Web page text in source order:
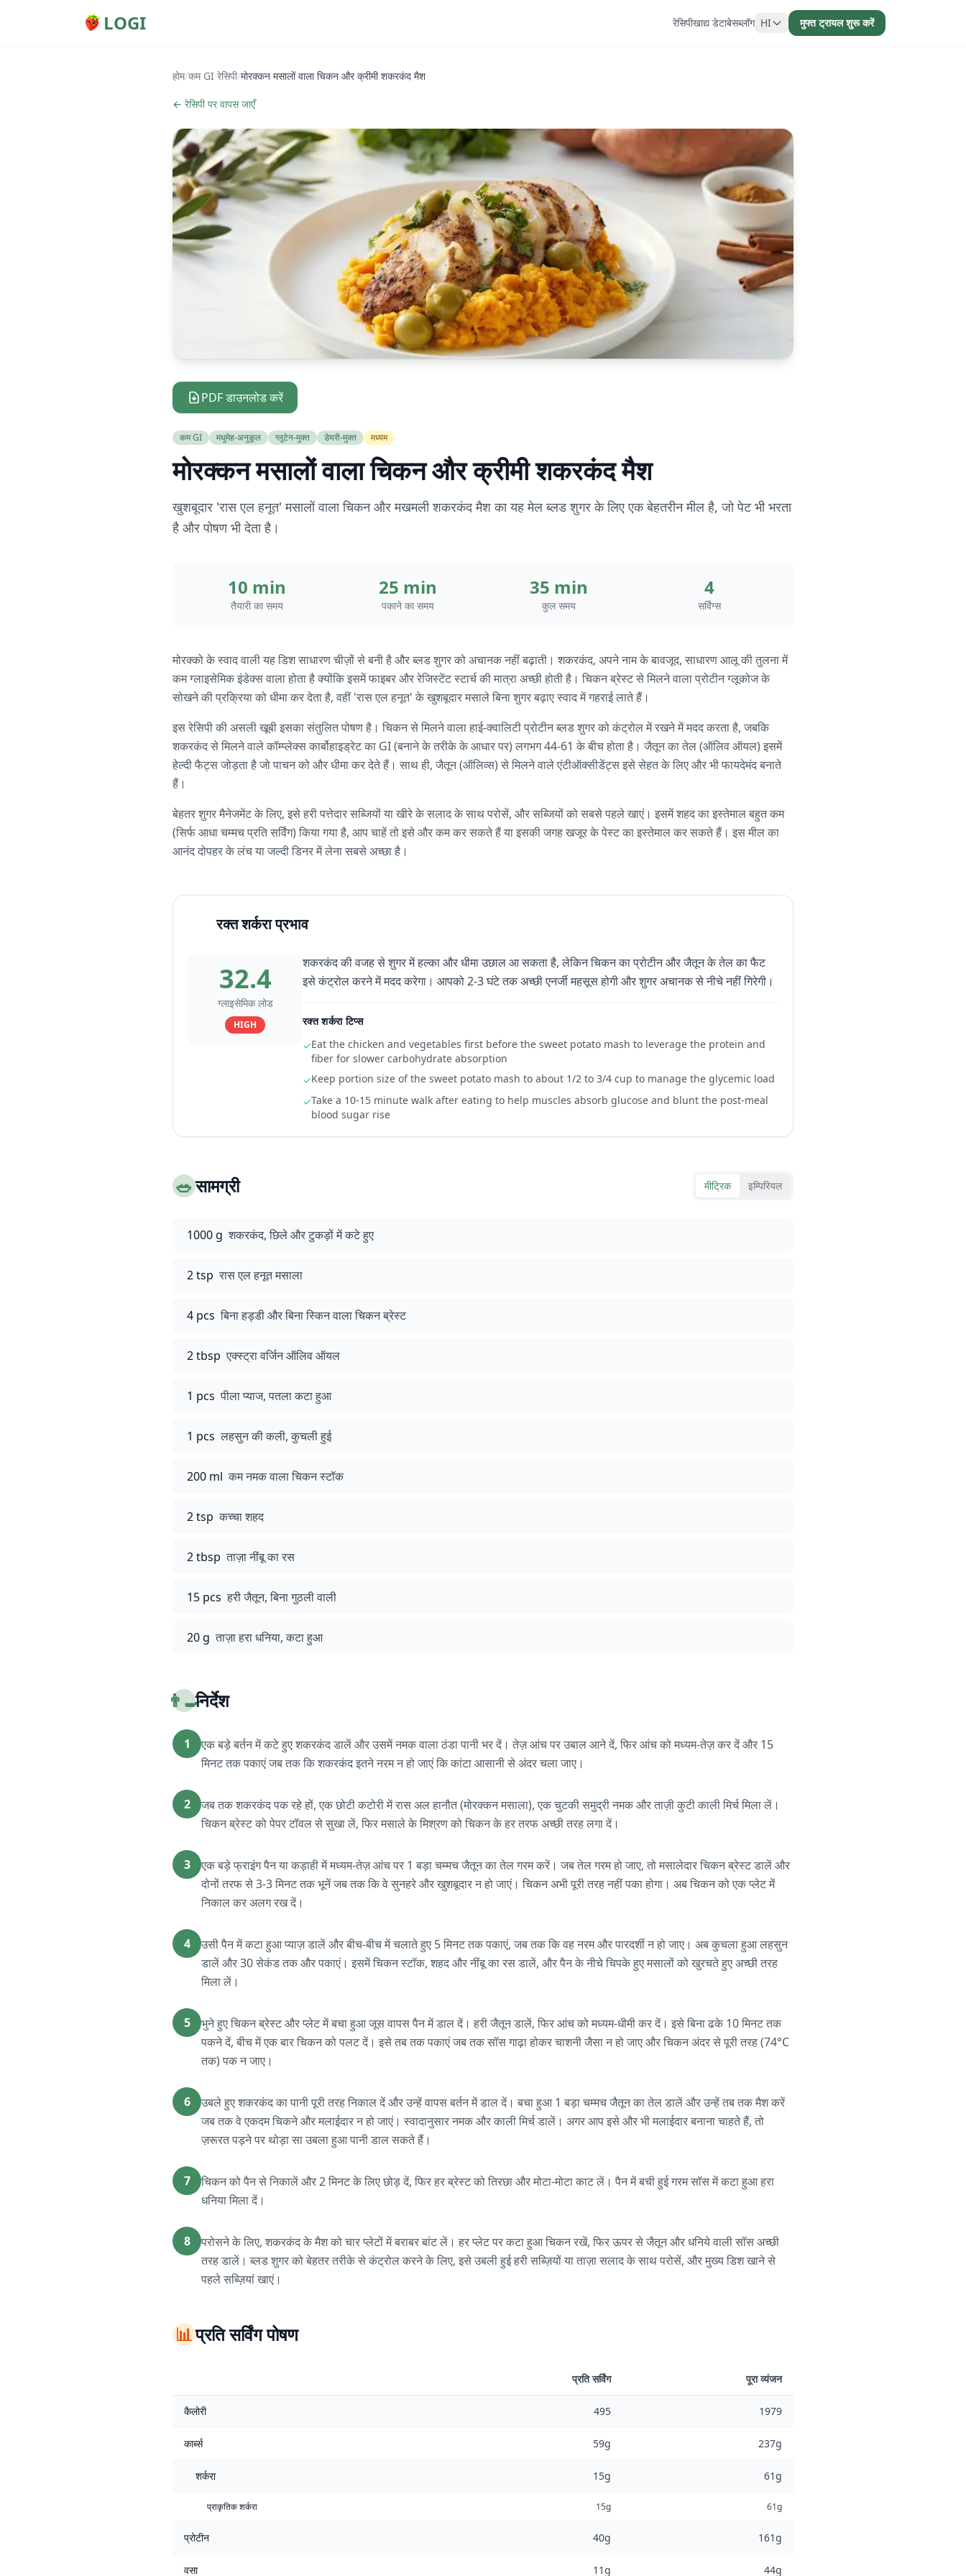
LOGI रेसिपीखाद्य डेटाबेसब्लॉग HI मुफ्त ट्रायल शुरू करें
होम/कम GI रेसिपी/मोरक्कन मसालों वाला चिकन और क्रीमी शकरकंद मैश
← रेसिपी पर वापस जाएँ
PDF डाउनलोड करें
कम GI मधुमेह-अनुकूल ग्लूटेन-मुक्त डेयरी-मुक्त मध्यम
मोरक्कन मसालों वाला चिकन और क्रीमी शकरकंद मैश
खुशबूदार 'रास एल हनूत' मसालों वाला चिकन और मखमली शकरकंद मैश का यह मेल ब्लड शुगर के लिए एक बेहतरीन मील है, जो पेट भी भरता
है और पोषण भी देता है।
10 min
तैयारी का समय
25 min
पकाने का समय
35 min
कुल समय
4
सर्विंग्स
मोरक्को के स्वाद वाली यह डिश साधारण चीज़ों से बनी है और ब्लड शुगर को अचानक नहीं बढ़ाती। शकरकंद, अपने नाम के बावजूद, साधारण आलू की तुलना में
कम ग्लाइसेमिक इंडेक्स वाला होता है क्योंकि इसमें फाइबर और रेजिस्टेंट स्टार्च की मात्रा अच्छी होती है। चिकन ब्रेस्ट से मिलने वाला प्रोटीन ग्लूकोज के
सोखने की प्रक्रिया को धीमा कर देता है, वहीं 'रास एल हनूत' के खुशबूदार मसाले बिना शुगर बढ़ाए स्वाद में गहराई लाते हैं।
इस रेसिपी की असली खूबी इसका संतुलित पोषण है। चिकन से मिलने वाला हाई-क्वालिटी प्रोटीन ब्लड शुगर को कंट्रोल में रखने में मदद करता है, जबकि
शकरकंद से मिलने वाले कॉम्प्लेक्स कार्बोहाइड्रेट का GI (बनाने के तरीके के आधार पर) लगभग 44-61 के बीच होता है। जैतून का तेल (ऑलिव ऑयल) इसमें
हेल्दी फैट्स जोड़ता है जो पाचन को और धीमा कर देते हैं। साथ ही, जैतून (ऑलिव्स) से मिलने वाले एंटीऑक्सीडेंट्स इसे सेहत के लिए और भी फायदेमंद बनाते
हैं।
बेहतर शुगर मैनेजमेंट के लिए, इसे हरी पत्तेदार सब्जियों या खीरे के सलाद के साथ परोसें, और सब्जियों को सबसे पहले खाएं। इसमें शहद का इस्तेमाल बहुत कम
(सिर्फ आधा चम्मच प्रति सर्विंग) किया गया है, आप चाहें तो इसे और कम कर सकते हैं या इसकी जगह खजूर के पेस्ट का इस्तेमाल कर सकते हैं। इस मील का
आनंद दोपहर के लंच या जल्दी डिनर में लेना सबसे अच्छा है।
रक्त शर्करा प्रभाव
32.4
ग्लाइसेमिक लोड
HIGH
शकरकंद की वजह से शुगर में हल्का और धीमा उछाल आ सकता है, लेकिन चिकन का प्रोटीन और जैतून के तेल का फैट
इसे कंट्रोल करने में मदद करेगा। आपको 2-3 घंटे तक अच्छी एनर्जी महसूस होगी और शुगर अचानक से नीचे नहीं गिरेगी।
रक्त शर्करा टिप्स
✓Eat the chicken and vegetables first before the sweet potato mash to leverage the protein and
fiber for slower carbohydrate absorption
✓Keep portion size of the sweet potato mash to about 1/2 to 3/4 cup to manage the glycemic load
✓Take a 10-15 minute walk after eating to help muscles absorb glucose and blunt the post-meal
blood sugar rise
🥗सामग्री मीट्रिक इम्पिरियल
1000 g शकरकंद, छिले और टुकड़ों में कटे हुए
2 tsp रास एल हनूत मसाला
4 pcs बिना हड्डी और बिना स्किन वाला चिकन ब्रेस्ट
2 tbsp एक्स्ट्रा वर्जिन ऑलिव ऑयल
1 pcs पीला प्याज, पतला कटा हुआ
1 pcs लहसुन की कली, कुचली हुई
200 ml कम नमक वाला चिकन स्टॉक
2 tsp कच्चा शहद
2 tbsp ताज़ा नींबू का रस
15 pcs हरी जैतून, बिना गुठली वाली
20 g ताज़ा हरा धनिया, कटा हुआ
👨‍🍳निर्देश
1
एक बड़े बर्तन में कटे हुए शकरकंद डालें और उसमें नमक वाला ठंडा पानी भर दें। तेज़ आंच पर उबाल आने दें, फिर आंच को मध्यम-तेज़ कर दें और 15
मिनट तक पकाएं जब तक कि शकरकंद इतने नरम न हो जाएं कि कांटा आसानी से अंदर चला जाए।
2
जब तक शकरकंद पक रहे हों, एक छोटी कटोरी में रास अल हानौत (मोरक्कन मसाला), एक चुटकी समुद्री नमक और ताज़ी कुटी काली मिर्च मिला लें।
चिकन ब्रेस्ट को पेपर टॉवल से सुखा लें, फिर मसाले के मिश्रण को चिकन के हर तरफ अच्छी तरह लगा दें।
3
एक बड़े फ्राइंग पैन या कड़ाही में मध्यम-तेज़ आंच पर 1 बड़ा चम्मच जैतून का तेल गरम करें। जब तेल गरम हो जाए, तो मसालेदार चिकन ब्रेस्ट डालें और
दोनों तरफ से 3-3 मिनट तक भूनें जब तक कि वे सुनहरे और खुशबूदार न हो जाएं। चिकन अभी पूरी तरह नहीं पका होगा। अब चिकन को एक प्लेट में
निकाल कर अलग रख दें।
4
उसी पैन में कटा हुआ प्याज़ डालें और बीच-बीच में चलाते हुए 5 मिनट तक पकाएं, जब तक कि वह नरम और पारदर्शी न हो जाए। अब कुचला हुआ लहसुन
डालें और 30 सेकंड तक और पकाएं। इसमें चिकन स्टॉक, शहद और नींबू का रस डालें, और पैन के नीचे चिपके हुए मसालों को खुरचते हुए अच्छी तरह
मिला लें।
5
भुने हुए चिकन ब्रेस्ट और प्लेट में बचा हुआ जूस वापस पैन में डाल दें। हरी जैतून डालें, फिर आंच को मध्यम-धीमी कर दें। इसे बिना ढके 10 मिनट तक
पकने दें, बीच में एक बार चिकन को पलट दें। इसे तब तक पकाएं जब तक सॉस गाढ़ा होकर चाशनी जैसा न हो जाए और चिकन अंदर से पूरी तरह (74°C
तक) पक न जाए।
6
उबले हुए शकरकंद का पानी पूरी तरह निकाल दें और उन्हें वापस बर्तन में डाल दें। बचा हुआ 1 बड़ा चम्मच जैतून का तेल डालें और उन्हें तब तक मैश करें
जब तक वे एकदम चिकने और मलाईदार न हो जाएं। स्वादानुसार नमक और काली मिर्च डालें। अगर आप इसे और भी मलाईदार बनाना चाहते हैं, तो
ज़रूरत पड़ने पर थोड़ा सा उबला हुआ पानी डाल सकते हैं।
7
चिकन को पैन से निकालें और 2 मिनट के लिए छोड़ दें, फिर हर ब्रेस्ट को तिरछा और मोटा-मोटा काट लें। पैन में बची हुई गरम सॉस में कटा हुआ हरा
धनिया मिला दें।
8
परोसने के लिए, शकरकंद के मैश को चार प्लेटों में बराबर बांट लें। हर प्लेट पर कटा हुआ चिकन रखें, फिर ऊपर से जैतून और धनिये वाली सॉस अच्छी
तरह डालें। ब्लड शुगर को बेहतर तरीके से कंट्रोल करने के लिए, इसे उबली हुई हरी सब्ज़ियों या ताज़ा सलाद के साथ परोसें, और मुख्य डिश खाने से
पहले सब्ज़ियां खाएं।
📊प्रति सर्विंग पोषण
प्रति सर्विंग पूरा व्यंजन
कैलोरी 495 1979
कार्ब्स 59g 237g
शर्करा 15g 61g
प्राकृतिक शर्करा 15g 61g
प्रोटीन 40g 161g
वसा 11g 44g